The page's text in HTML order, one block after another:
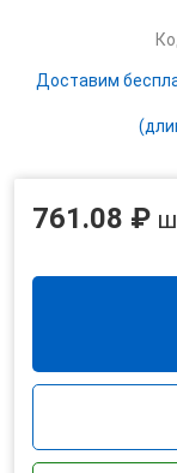
Доставим
761.08 ₽